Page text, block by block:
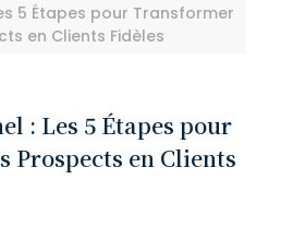
5 Étapes pour Transformer
en Clients Fidèles
: Les 5 Étapes pour
Prospects en Clients